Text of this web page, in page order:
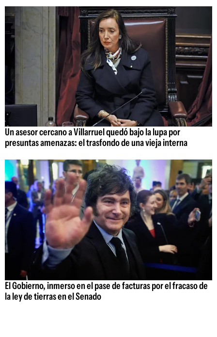
Un asesor cercano a Villarruel quedó bajo la lupa por
presuntas amenazas: el trasfondo de una vieja interna
El Gobierno, inmerso en el pase de facturas por el fracaso de
la ley de tierras en el Senado